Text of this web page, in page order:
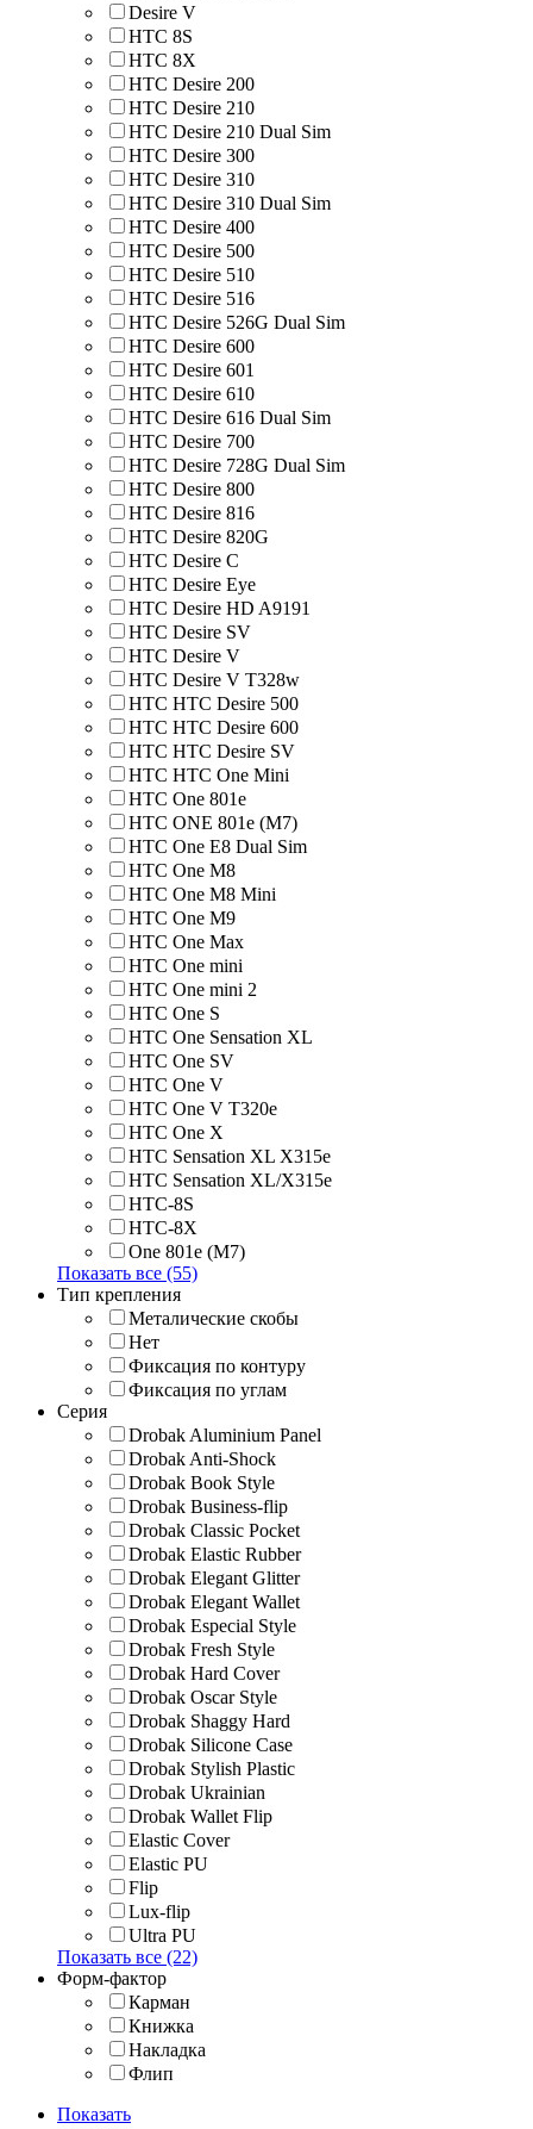
Desire V
HTC 8S
HTC 8Х
HTC Desire 200
HTC Desire 210
HTC Desire 210 Dual Sim
HTC Desire 300
HTC Desire 310
HTC Desire 310 Dual Sim
HTC Desire 400
HTC Desire 500
HTC Desire 510
HTC Desire 516
HTC Desire 526G Dual Sim
HTC Desire 600
HTC Desire 601
HTC Desire 610
HTC Desire 616 Dual Sim
HTC Desire 700
HTC Desire 728G Dual Sim
HTC Desire 800
HTC Desire 816
HTC Desire 820G
HTC Desire C
HTC Desire Eye
HTC Desire HD A9191
HTC Desire SV
HTC Desire V
HTC Desire V T328w
HTC HTC Desire 500
HTC HTC Desire 600
HTC HTC Desire SV
HTC HTC One Mini
HTC One 801e
HTC ONE 801e (M7)
HTC One E8 Dual Sim
HTC One M8
HTC One M8 Mini
HTC One M9
HTC One Max
HTC One mini
HTC One mini 2
HTC One S
HTC One Sensation XL
HTC One SV
HTC One V
HTC One V T320e
HTC One X
HTC Sensation XL X315e
HTC Sensation XL/X315e
HTC-8S
HTC-8X
One 801e (M7)
Показать все (55)
Тип крепления
Металические скобы
Нет
Фиксация по контуру
Фиксация по углам
Серия
Drobak Aluminium Panel
Drobak Anti-Shock
Drobak Book Style
Drobak Business-flip
Drobak Classic Pocket
Drobak Elastic Rubber
Drobak Elegant Glitter
Drobak Elegant Wallet
Drobak Especial Style
Drobak Fresh Style
Drobak Hard Cover
Drobak Oscar Style
Drobak Shaggy Hard
Drobak Silicone Case
Drobak Stylish Plastic
Drobak Ukrainian
Drobak Wallet Flip
Elastic Cover
Elastic PU
Flip
Lux-flip
Ultra PU
Показать все (22)
Форм-фактор
Карман
Книжка
Накладка
Флип
Показать